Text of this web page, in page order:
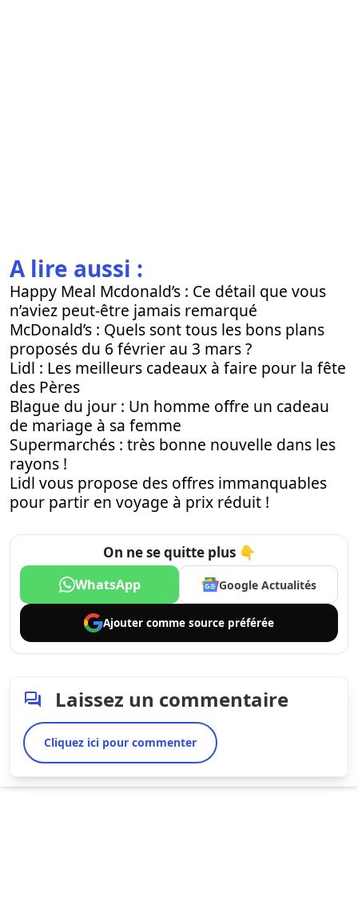
A lire aussi :
Happy Meal Mcdonald’s : Ce détail que vous
n’aviez peut-être jamais remarqué
McDonald’s : Quels sont tous les bons plans
proposés du 6 février au 3 mars ?
Lidl : Les meilleurs cadeaux à faire pour la fête
des Pères
Blague du jour : Un homme offre un cadeau
de mariage à sa femme
Supermarchés : très bonne nouvelle dans les
rayons !
Lidl vous propose des offres immanquables
pour partir en voyage à prix réduit !
On ne se quitte plus 👇
WhatsApp Google Actualités
Ajouter comme source préférée
Laissez un commentaire
Cliquez ici pour commenter